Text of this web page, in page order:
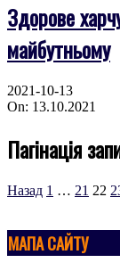
Здорове
майбутньому
2021-10-13
On: 13.10.2021
Пагінація
Назад 1 … 21 22
МАПА САЙТУ